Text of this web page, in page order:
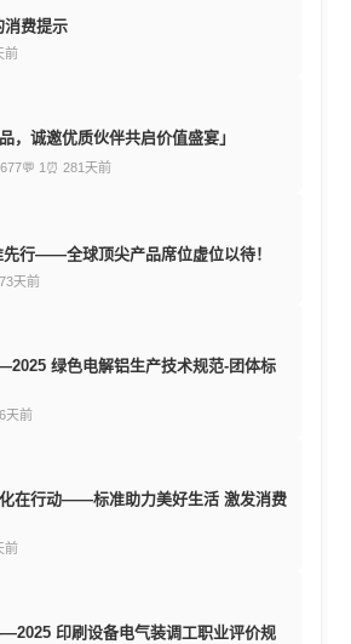
消费提示
前
，诚邀优质伙伴共启价值盛宴」
💬 1 ⏰ 281天前
先行——全球顶尖产品席位虚位以待！
天前
绿色电解铝生产技术规范-团体标
天前
在行动——标准助力美好生活 激发消费
前
印刷设备电气装调工职业评价规